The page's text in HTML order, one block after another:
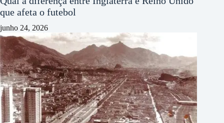
que afeta o futebol
junho 24, 2026